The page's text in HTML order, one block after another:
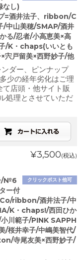
なし)
=酒井法子、ribbon/C
中山美穂/SMAP/酒井
る/忍者/小高恵美×高
/K・chaps(いいとも
宍戸留美×西野妙子/他
ダー、ピンナップ
少の経年劣化はご理
店頭・他サイト販
処理とさせていただ
¥3,500(税込)
クリックポスト他可
/№6
ー付
ribbon/酒井法子/中
K・chaps!/西田ひか
川範子/PINK SAPPH
/桜井幸子/中嶋美智代/
寺尾友美×西野妙子/